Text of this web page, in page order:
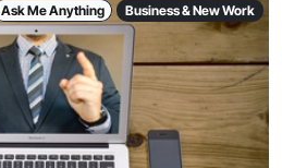
Ask Me Anything Business & New Work